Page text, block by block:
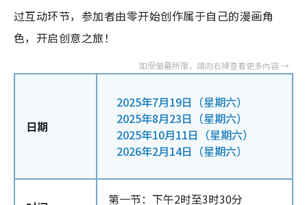
过互动环节，参加者由零开始创作属于自己的漫画角
色，开启创意之旅！
日期
2025年7月19日（星期六）
2025年8月23日（星期六）
2025年10月11日（星期六）
2026年2月14日（星期六）
第一节：下午2时至3时30分